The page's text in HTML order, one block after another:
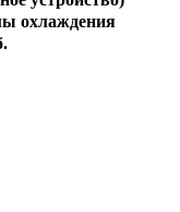
охлаждения